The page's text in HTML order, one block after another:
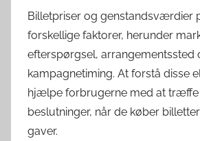
Billetpriser og genstandsværdier
forskellige faktorer, herunder
efterspørgsel, arrangementssted
kampagnetiming. At forstå disse
hjælpe forbrugerne med at
beslutninger, når de køber
gaver.